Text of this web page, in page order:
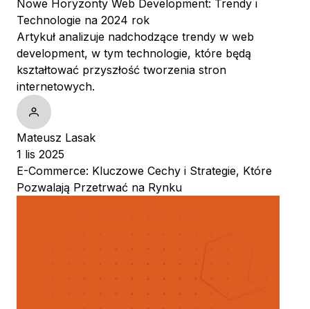
Nowe Horyzonty Web Development: Trendy i
Technologie na 2024 rok
Artykuł analizuje nadchodzące trendy w web
development, w tym technologie, które będą
kształtować przyszłość tworzenia stron
internetowych.
Mateusz Lasak
1 lis 2025
E-Commerce: Kluczowe Cechy i Strategie, Które
Pozwalają Przetrwać na Rynku